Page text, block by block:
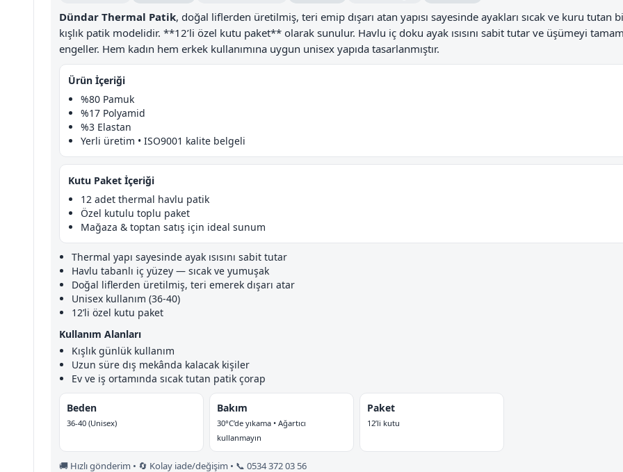
Dündar Thermal Patik, doğal liflerden üretilmiş, teri emip dışarı atan yapısı sayesinde ayakları sıcak ve kuru tutan
kışlık patik modelidir. **12’li özel kutu paket** olarak sunulur. Havlu iç doku ayak ısısını sabit tutar ve üşümeyi
engeller. Hem kadın hem erkek kullanımına uygun unisex yapıda tasarlanmıştır.
Ürün İçeriği
%80 Pamuk
%17 Polyamid
%3 Elastan
Yerli üretim • ISO9001 kalite belgeli
Kutu Paket İçeriği
12 adet thermal havlu patik
Özel kutulu toplu paket
Mağaza & toptan satış için ideal sunum
Thermal yapı sayesinde ayak ısısını sabit tutar
Havlu tabanlı iç yüzey — sıcak ve yumuşak
Doğal liflerden üretilmiş, teri emerek dışarı atar
Unisex kullanım (36-40)
12’li özel kutu paket
Kullanım Alanları
Kışlık günlük kullanım
Uzun süre dış mekânda kalacak kişiler
Ev ve iş ortamında sıcak tutan patik çorap
Beden
36-40 (Unisex)
Bakım
30°C’de yıkama • Ağartıcı
kullanmayın
Paket
12’li kutu
🚚 Hızlı gönderim • 🔄 Kolay iade/değişim • 📞 0534 372 03 56